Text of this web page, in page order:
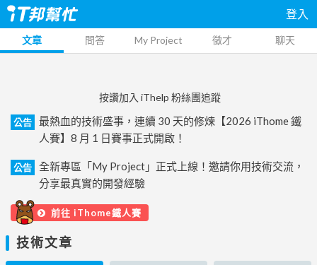
登入
文章 問答 My Project 徵才 聊天
按讚加入 iThelp 粉絲團追蹤
公告
最熱血的技術盛事，連續 30 天的修煉【2026 iThome 鐵
人賽】8 月 1 日賽事正式開啟！
公告
全新專區「My Project」正式上線！邀請你用技術交流，
分享最真實的開發經驗
前往 iThome鐵人賽
技術文章